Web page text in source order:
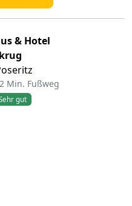
& Hotel
2 Min. Fußweg
gut